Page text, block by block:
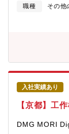
の成長支援」を
しています。特
宅時の引っ越し
舞金・通勤災害
（全員型、選抜
万円)書籍購入補
ン開発のいずれ
り、自社商材や
AI/生成AI等の技
サービスを実現
等、開発したも
目に触れること
推進部：先進技
サービスを提供
ューション開発
クラウド技術の
開発を担当【使
ド：AWS、
職種
その他
入社実績あり
【京都】工
DMG MORI